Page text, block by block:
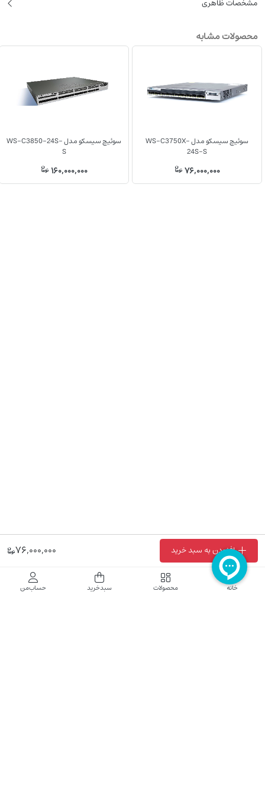
افزودن به سبد خرید 76,000,000
‌مشخصات ظاهری
محصولات مشابه
سوئیچ سیسکو مدل WS-C3750X-
24S-S
76,000,000
سوئیچ سیسکو مدل WS-C3850-24S-
S
160,000,000
فروشگاه اینترنتی نایب نت
خانه محصولات سبدخرید حساب‌من